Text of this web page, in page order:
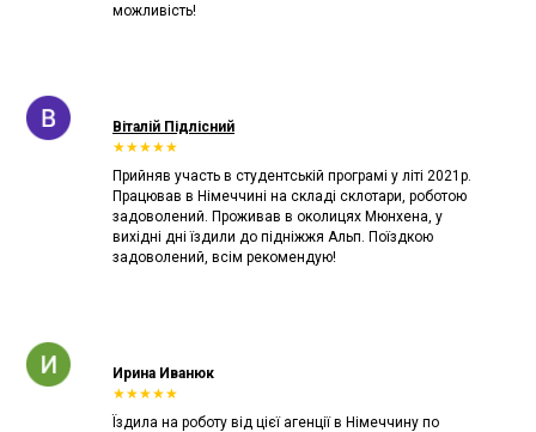
можливість!
Віталій Підлісний
★★★★★
Прийняв участь в студентській програмі у літі 2021р.
Працював в Німеччині на складі склотари, роботою
задоволений. Проживав в околицях Мюнхена, у
вихідні дні їздили до підніжжя Альп. Поїздкою
задоволений, всім рекомендую!
Ирина Иванюк
★★★★★
Їздила на роботу від цієї агенції в Німеччину по